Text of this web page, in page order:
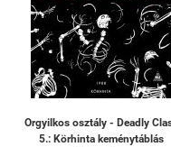
Orgyilkos osztály - Deadly
5.: Körhinta keménytáblás